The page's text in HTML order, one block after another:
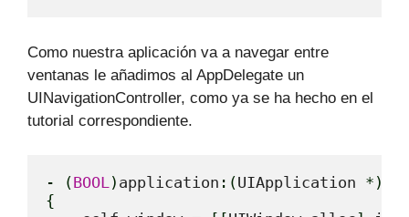
Como nuestra aplicación va a navegar entre
ventanas le añadimos al AppDelegate un
UINavigationController, como ya se ha hecho en el
tutorial correspondiente.
- (BOOL) application : (UIApplication * )
{